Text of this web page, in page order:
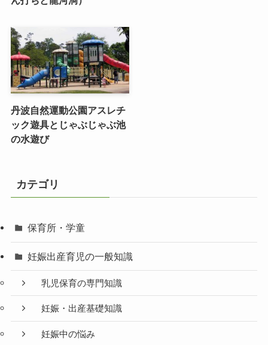
丹波自然運動公園アスレチ
ック遊具とじゃぶじゃぶ池
の水遊び
カテゴリ
保育所・学童
妊娠出産育児の一般知識
乳児保育の専門知識
妊娠・出産基礎知識
妊娠中の悩み